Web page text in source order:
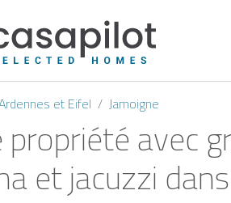
et Eifel Jamoigne
propriété avec
et jacuzzi